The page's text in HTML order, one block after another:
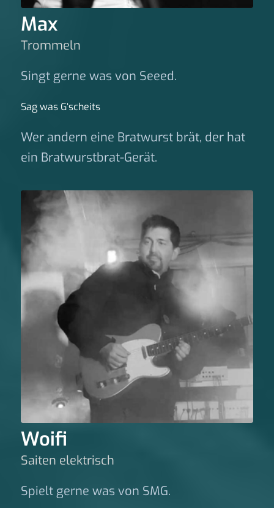
Max
Trommeln
Singt gerne was von Seeed.
Sag was G‘scheits
Wer andern eine Bratwurst brät, der hat
ein Bratwurstbrat-Gerät.
Woifi
Saiten elektrisch
Spielt gerne was von SMG.